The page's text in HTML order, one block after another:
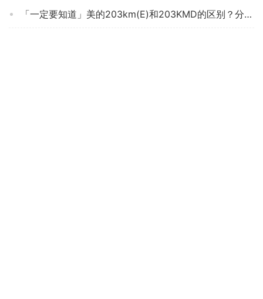
「一定要知道」美的203km(E)和203KMD的区别？分析哪款更适合你